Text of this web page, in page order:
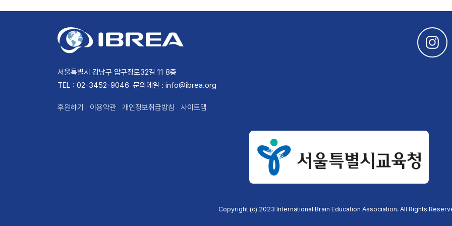
서울특별시 강남구 압구정로32길 11 8층
TEL : 02-3452-9046 문의메일 : info@ibrea.org
후원하기 이용약관 개인정보취급방침 사이트맵
Copyright (c) 2023 International Brain Education Association. All Rights